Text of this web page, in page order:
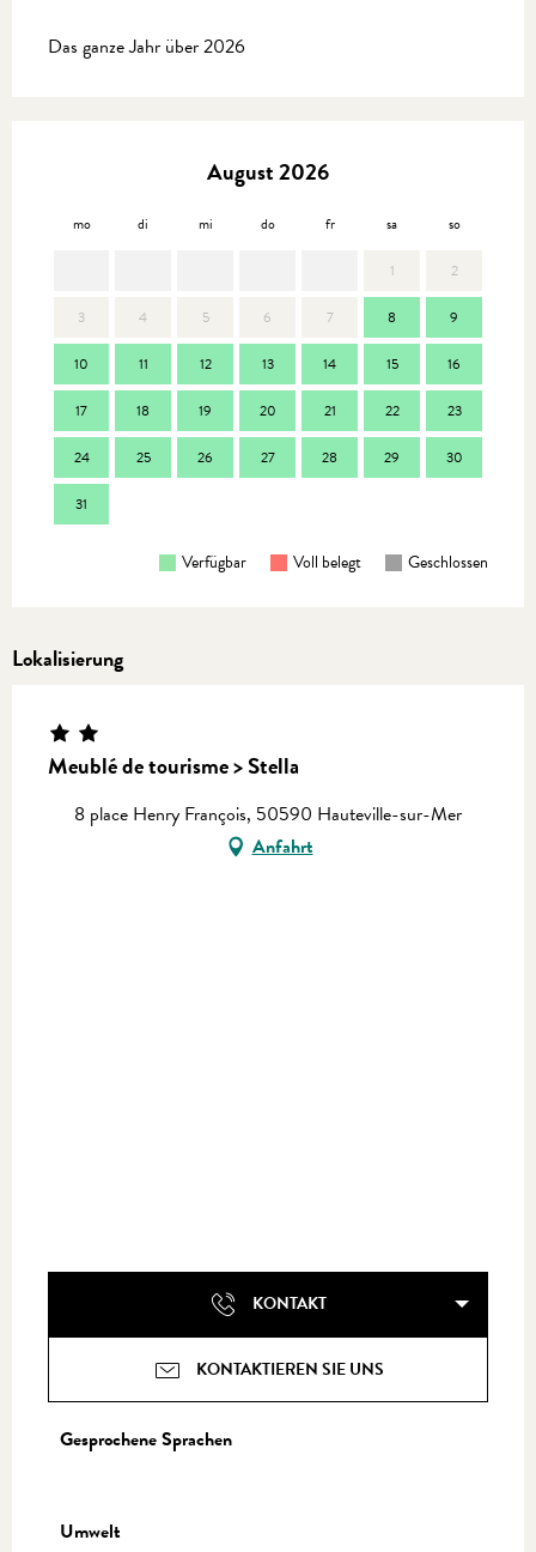
Das ganze Jahr über 2026
August 2026
mo di mi do fr sa so
1 2
3 4 5 6 7 8 9
10 11 12 13 14 15 16
17 18 19 20 21 22 23
24 25 26 27 28 29 30
31
Verfügbar Voll belegt Geschlossen
Lokalisierung
Meublé de tourisme > Stella
8 place Henry François, 50590 Hauteville-sur-Mer
Anfahrt
KONTAKT
KONTAKTIEREN SIE UNS
Gesprochene Sprachen
Gesprochene Sprachen
Umwelt
Umwelt